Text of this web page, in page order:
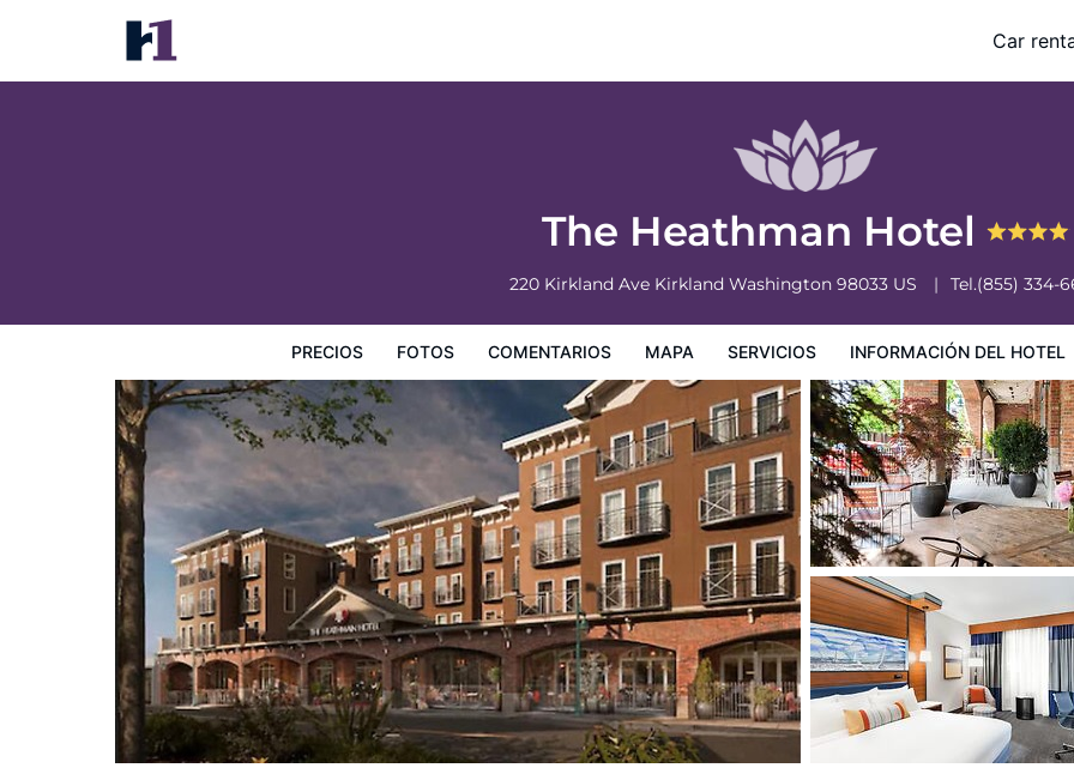
Car
The Heathman Hotel
220 Kirkland Ave Kirkland Washington 98033 US Tel.(855) 334-
PRECIOS FOTOS COMENTARIOS MAPA SERVICIOS INFORMACIÓN DEL HOTEL
The Heathman Hotel
Precios